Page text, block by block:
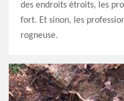
des endroits étroits, les
fort. Et sinon, les
rogneuse.